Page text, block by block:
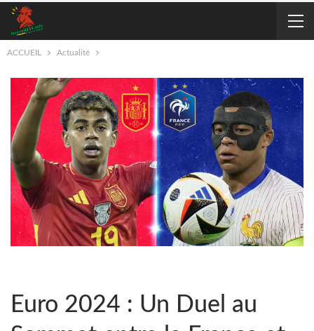
ACCUEIL Actualité
Euro 2024 : Un Duel au